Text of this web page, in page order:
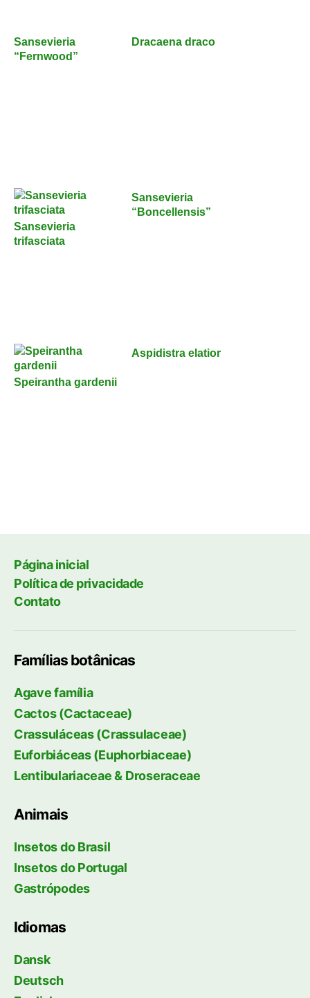
Sansevieria
“Fernwood”
Dracaena draco
Sansevieria
trifasciata
Sansevieria
“Boncellensis”
Speirantha gardenii
Aspidistra elatior
Página inicial
Política de privacidade
Contato
Famílias botânicas
Agave família
Cactos (Cactaceae)
Crassuláceas (Crassulaceae)
Euforbiáceas (Euphorbiaceae)
Lentibulariaceae & Droseraceae
Animais
Insetos do Brasil
Insetos do Portugal
Gastrópodes
Idiomas
Dansk
Deutsch